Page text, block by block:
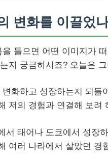
변화를 이끌었
들으면 어떤 이미지가
지 궁금하시죠? 오늘은
화하고 성장하는지 되
저의 경험과 연결해 보려
서 태어나 도쿄에서 성장
여러 나라에서 살았던